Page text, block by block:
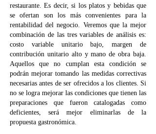
restaurante. Es decir, si los platos y bebidas que
se ofertan son los más convenientes para la
rentabilidad del negocio. Veremos que la mejor
combinación de las tres variables de análisis es:
costo variable unitario bajo, margen de
contribución unitario alto y mano de obra baja.
Aquellos que no cumplan esta condición se
podrán mejorar tomando las medidas correctivas
necesarias antes de ser ofrecidos a los clientes. Si
no se logra mejorar las condiciones que tienen las
preparaciones que fueron catalogadas como
deficientes, será mejor eliminarlas de la
propuesta gastronómica.